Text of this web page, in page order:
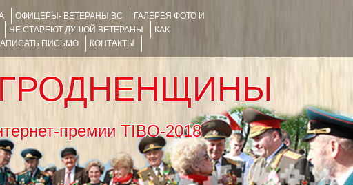
ОФИЦЕРЫ- ВЕТЕРАНЫ ВС
ГАЛЕРЕЯ ФОТО И
НЕ СТАРЕЮТ ДУШОЙ ВЕТЕРАНЫ
КАК
ПИСЬМО КОНТАКТЫ
интернет-премии TIBO-2018